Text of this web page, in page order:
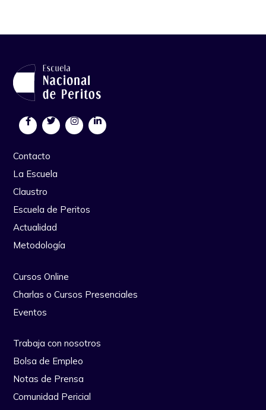
Contacto
La Escuela
Claustro
Escuela de Peritos
Actualidad
Metodología
Cursos Online
Charlas o Cursos Presenciales
Eventos
Trabaja con nosotros
Bolsa de Empleo
Notas de Prensa
Comunidad Pericial